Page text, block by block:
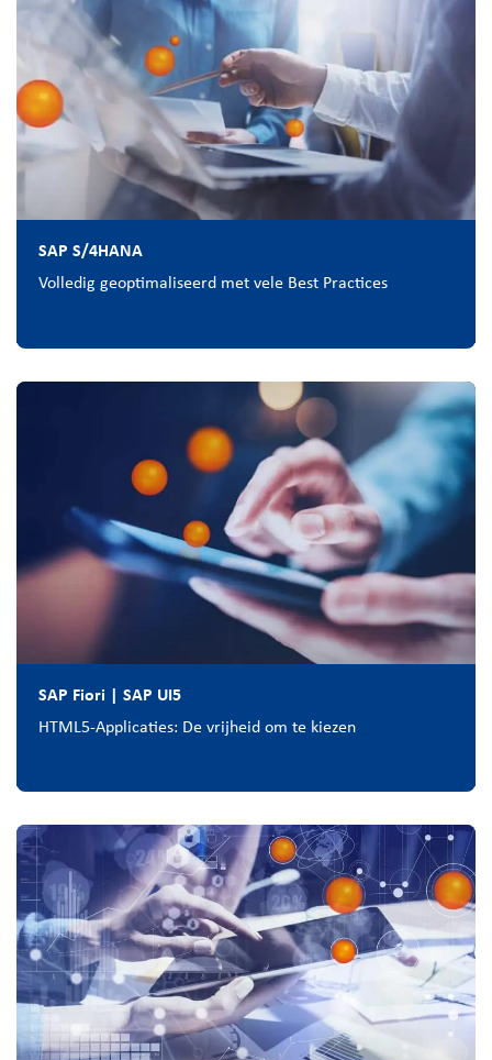
SAP S/4HANA
Volledig geoptimaliseerd met vele Best Practices
SAP Fiori | SAP UI5
HTML5-Applicaties: De vrijheid om te kiezen